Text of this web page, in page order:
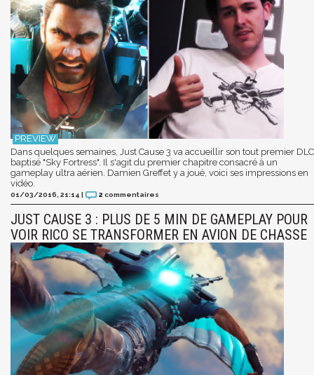
Dans quelques semaines, Just Cause 3 va accueillir son tout premier DLC
baptisé "Sky Fortress". Il s'agit du premier chapitre consacré à un
gameplay ultra aérien. Damien Greffet y a joué, voici ses impressions en
vidéo.
01/03/2016, 21:14 | 2 commentaires
JUST CAUSE 3 : PLUS DE 5 MIN DE GAMEPLAY POUR
VOIR RICO SE TRANSFORMER EN AVION DE CHASSE